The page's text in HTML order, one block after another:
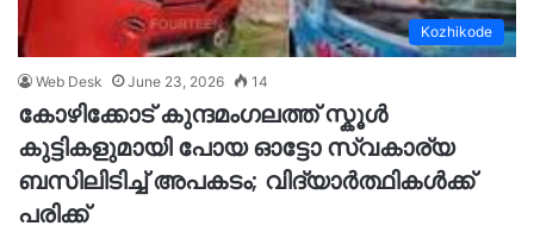
Kozhikode
Web Desk June 23, 2026 14
കോഴിക്കോട് കുന്ദമംഗലത്ത് സ്കൂൾ
കുട്ടികളുമായി പോയ ഓട്ടോ സ്വകാര്യ
ബസിലിടിച്ച് അപകടം; വിദ്യാർത്ഥികൾക്ക്
പരിക്ക്